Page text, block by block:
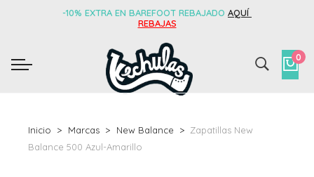
-10% EXTRA EN BAREFOOT REBAJADO AQUÍ
REBAJAS
0
Inicio Marcas New Balance
Zapatillas New
Balance 500 Azul-Amarillo